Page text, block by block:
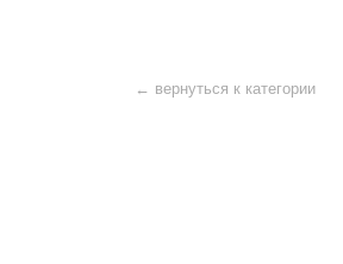
← вернуться к категории